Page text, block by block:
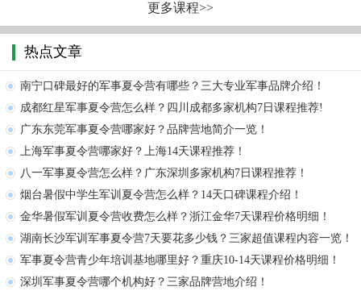
更多课程>>
热点文章
南宁口碑最好的军事夏令营有哪些？三大专业军事品牌介绍！
成都红星军事夏令营怎么样？四川成都多家机构7日课程推荐!
广东东莞军事夏令营哪家好？品牌营地简介一览！
上海军事夏令营哪家好？上海14天课程推荐！
八一军事夏令营怎么样？广东深圳多家机构7日课程推荐！
烟台暑假中学生军训夏令营怎么样？14天口碑课程介绍！
金华暑假军训夏令营收费怎么样？浙江金华7天课程价格明细！
湖南长沙军训军事夏令营7天要花多少钱？三家超值课程内容一览！
军事夏令营青少年培训基地哪里好？重庆10-14天课程价格明细！
深圳军事夏令营哪个机构好？三家品牌营地介绍！